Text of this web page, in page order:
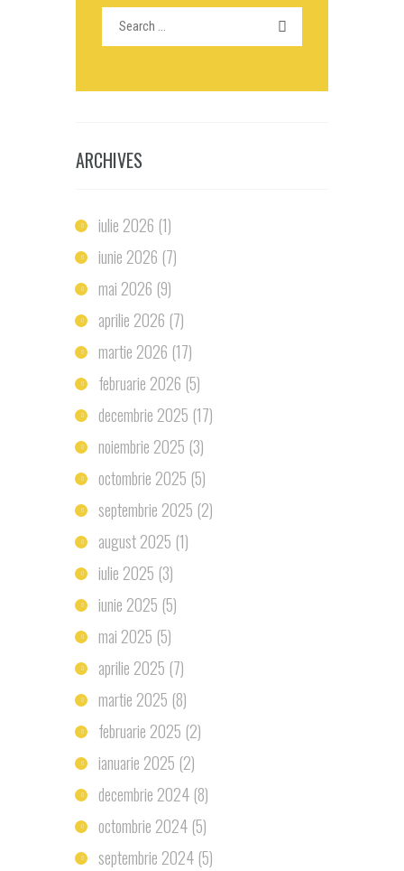
ARCHIVES
iulie 2026 (1)
iunie 2026 (7)
mai 2026 (9)
aprilie 2026 (7)
martie 2026 (17)
februarie 2026 (5)
decembrie 2025 (17)
noiembrie 2025 (3)
octombrie 2025 (5)
septembrie 2025 (2)
august 2025 (1)
iulie 2025 (3)
iunie 2025 (5)
mai 2025 (5)
aprilie 2025 (7)
martie 2025 (8)
februarie 2025 (2)
ianuarie 2025 (2)
decembrie 2024 (8)
octombrie 2024 (5)
septembrie 2024 (5)